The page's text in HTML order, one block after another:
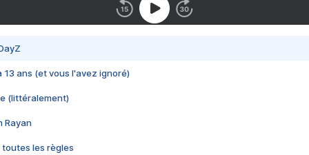
13 ans (et vous l'avez ignoré)
(littéralement)
Rayan
toutes les règles